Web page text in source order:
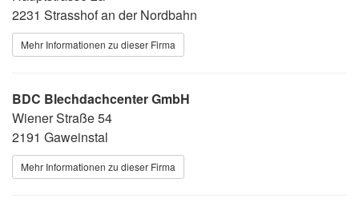
2231 Strasshof an der Nordbahn
Mehr Informationen zu dieser Firma
BDC Blechdachcenter GmbH
Wiener Straße 54
2191 Gaweinstal
Mehr Informationen zu dieser Firma